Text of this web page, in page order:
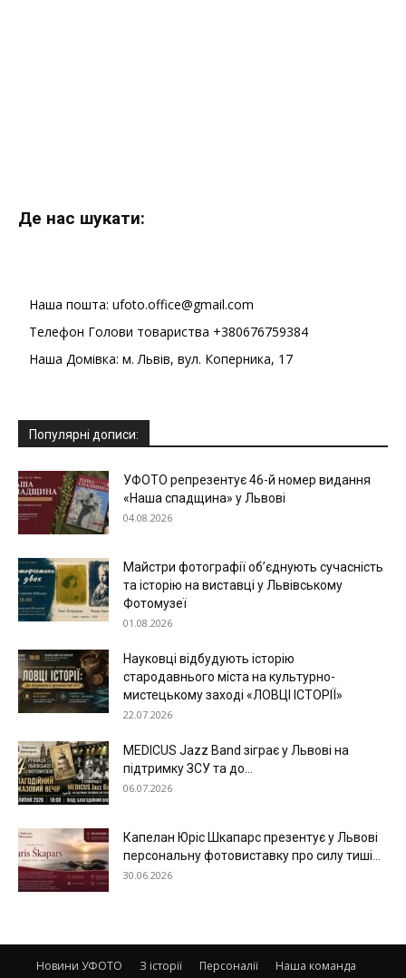
Де нас шукати:
Наша пошта: ufoto.office@gmail.com
Телефон Голови товариства +380676759384
Наша Домівка: м. Львів, вул. Коперника, 17
Популярні дописи:
УФОТО репрезентує 46-й номер видання
«Наша спадщина» у Львові
04.08.2026
Майстри фотографії об’єднують сучасність
та історію на виставці у Львівському
Фотомузеї
01.08.2026
Науковці відбудують історію
стародавнього міста на культурно-
мистецькому заході «ЛОВЦІ ІСТОРІЇ»
22.07.2026
MEDICUS Jazz Band зіграє у Львові на
підтримку ЗСУ та до...
06.07.2026
Капелан Юріс Шкапарс презентує у Львові
персональну фотовиставку про силу тиші...
30.06.2026
Новини УФОТО З історії Персоналії
Наша команда